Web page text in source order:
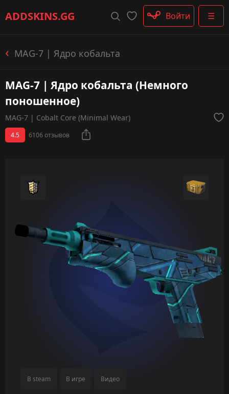
ADDSKINS.GG ☰
Пистолеты-пулемёты
Перчатки
Войти
MAG-7 | Ядро кобальта
MAG-7 | Ядро кобальта (Немного
поношенное)
MAG-7 | Cobalt Core (Minimal Wear)
4.5 6106 отзывов
В steam В игре Видео